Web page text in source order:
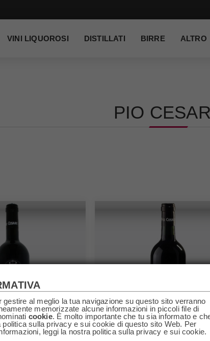
VINI LIQUOROSI DISTILLATI BIRRE ALTRO
PIO
gestire al meglio la tua navigazione su questo sito verranno
memorizzate alcune informazioni in piccoli file di
cookie. È molto importante che tu sia informato e
politica sulla privacy e sui cookie di questo sito Web. Per
leggi la nostra politica sulla privacy e sui cookie.